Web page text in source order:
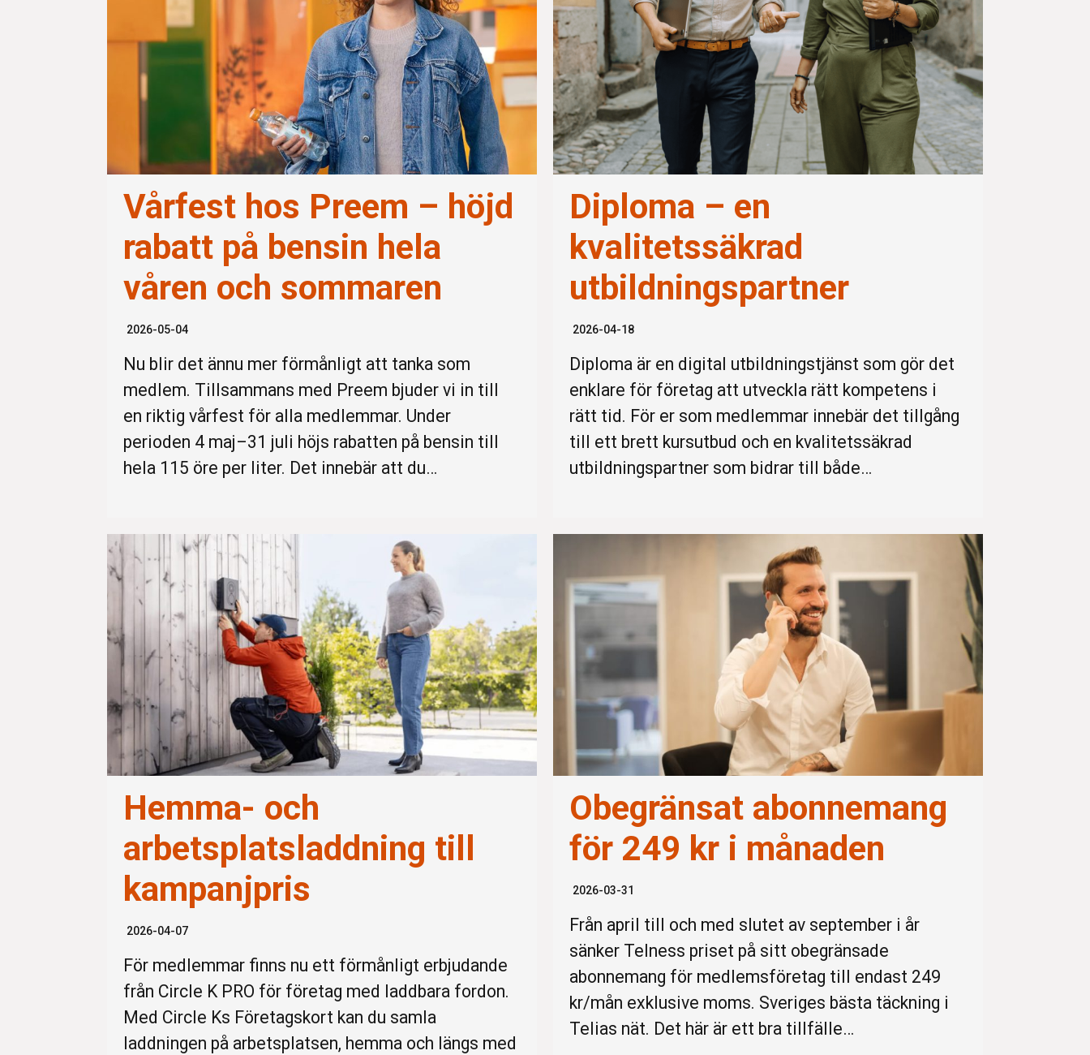
Vårfest hos Preem – höjd
rabatt på bensin hela
våren och sommaren
2026-05-04
Nu blir det ännu mer förmånligt att tanka som
medlem. Tillsammans med Preem bjuder vi in till
en riktig vårfest för alla medlemmar. Under
perioden 4 maj–31 juli höjs rabatten på bensin till
hela 115 öre per liter. Det innebär att du…
Diploma – en
kvalitetssäkrad
utbildningspartner
2026-04-18
Diploma är en digital utbildningstjänst som gör det
enklare för företag att utveckla rätt kompetens i
rätt tid. För er som medlemmar innebär det tillgång
till ett brett kursutbud och en kvalitetssäkrad
utbildningspartner som bidrar till både…
Hemma- och
arbetsplatsladdning till
kampanjpris
2026-04-07
För medlemmar finns nu ett förmånligt erbjudande
från Circle K PRO för företag med laddbara fordon.
Med Circle Ks Företagskort kan du samla
laddningen på arbetsplatsen, hemma och längs med
Obegränsat abonnemang
för 249 kr i månaden
2026-03-31
Från april till och med slutet av september i år
sänker Telness priset på sitt obegränsade
abonnemang för medlemsföretag till endast 249
kr/mån exklusive moms. Sveriges bästa täckning i
Telias nät. Det här är ett bra tillfälle…